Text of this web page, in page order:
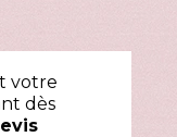
votre
dès